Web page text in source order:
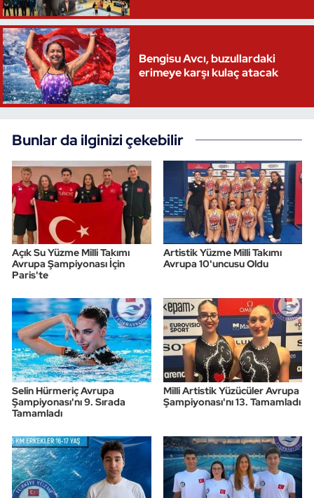
Bengisu Avcı, buzullardaki
erimeye karşı kulaç atacak
Bunlar da ilginizi çekebilir
Açık Su Yüzme Milli Takımı
Avrupa Şampiyonası İçin
Paris'te
Artistik Yüzme Milli Takımı
Avrupa 10'uncusu Oldu
Selin Hürmeriç Avrupa
Şampiyonası'nı 9. Sırada
Tamamladı
Milli Artistik Yüzücüler Avrupa
Şampiyonası'nı 13. Tamamladı